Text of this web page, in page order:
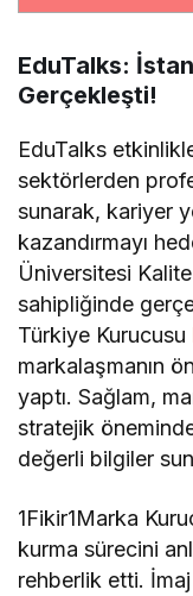
EduTalks:
Gerçekleşti!
EduTalks
sektörlerden
sunarak, kariyer
kazandırmayı
Üniversitesi
sahipliğinde
Türkiye Kurucusu
markalaşmanın
yaptı. Sağlam,
stratejik
değerli bilgiler
1Fikir1Marka
kurma sürecini
rehberlik etti.